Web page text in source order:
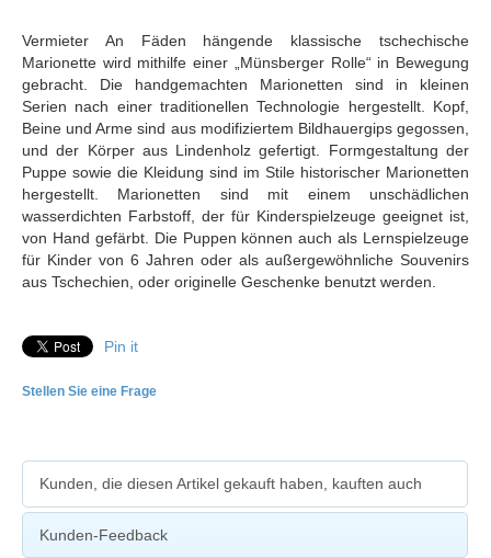
Vermieter An Fäden hängende klassische tschechische
Marionette wird mithilfe einer „Münsberger Rolle“ in Bewegung
gebracht. Die handgemachten Marionetten sind in kleinen
Serien nach einer traditionellen Technologie hergestellt. Kopf,
Beine und Arme sind aus modifiziertem Bildhauergips gegossen,
und der Körper aus Lindenholz gefertigt. Formgestaltung der
Puppe sowie die Kleidung sind im Stile historischer Marionetten
hergestellt. Marionetten sind mit einem unschädlichen
wasserdichten Farbstoff, der für Kinderspielzeuge geeignet ist,
von Hand gefärbt. Die Puppen können auch als Lernspielzeuge
für Kinder von 6 Jahren oder als außergewöhnliche Souvenirs
aus Tschechien, oder originelle Geschenke benutzt werden.
Pin it
Stellen Sie eine Frage
Kunden, die diesen Artikel gekauft haben, kauften auch
Kunden-Feedback